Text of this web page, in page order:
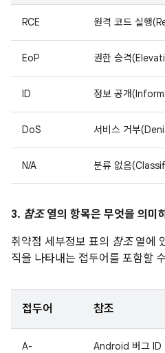
RCE 원격 코드 실행
EoP 권한 승격
ID 정보 공개
DoS 서비스 거부
N/A 분류 없음
3. 참조열의 항목은 무엇을 의미
취약점 세부정보 표의 참조열에
직을 나타내는 접두어를 포함할
접두어 참조
A- Android 버그 ID